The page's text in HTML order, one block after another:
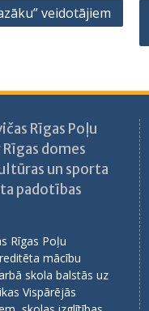
veidotājiem
Rīgas Poļu
domes
un sporta
padotības
Rīgas Poļu
mācību
skola balstās uz
Vispārējās